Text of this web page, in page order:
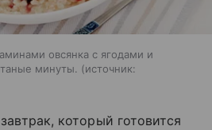
овсянка с ягодами и
минуты.
источник:
который готовится